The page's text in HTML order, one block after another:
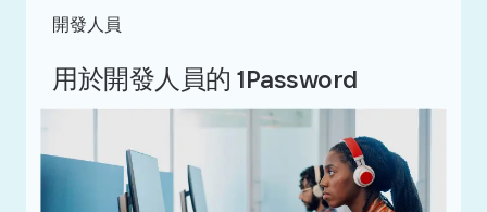
開發人員
用於開發人員的 1Password